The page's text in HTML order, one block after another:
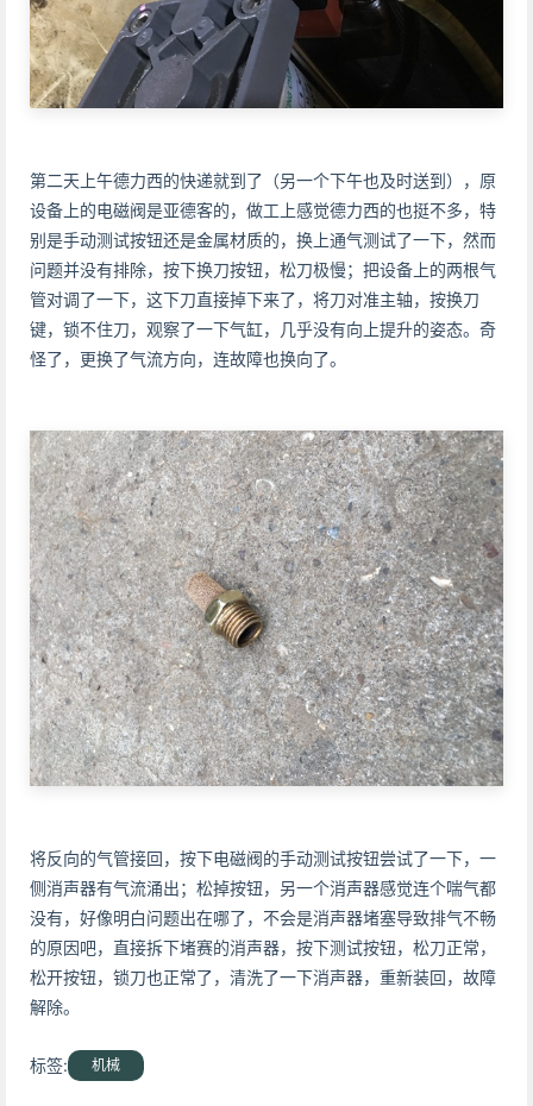
第二天上午德力西的快递就到了（另一个下午也及时送到），原
设备上的电磁阀是亚德客的，做工上感觉德力西的也挺不多，特
别是手动测试按钮还是金属材质的，换上通气测试了一下，然而
问题并没有排除，按下换刀按钮，松刀极慢；把设备上的两根气
管对调了一下，这下刀直接掉下来了，将刀对准主轴，按换刀
键，锁不住刀，观察了一下气缸，几乎没有向上提升的姿态。奇
怪了，更换了气流方向，连故障也换向了。
将反向的气管接回，按下电磁阀的手动测试按钮尝试了一下，一
侧消声器有气流涌出；松掉按钮，另一个消声器感觉连个喘气都
没有，好像明白问题出在哪了，不会是消声器堵塞导致排气不畅
的原因吧，直接拆下堵赛的消声器，按下测试按钮，松刀正常，
松开按钮，锁刀也正常了，清洗了一下消声器，重新装回，故障
解除。
标签: 机械